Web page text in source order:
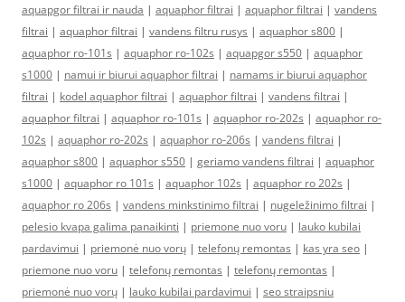
aquapgor filtrai ir nauda | aquaphor filtrai | aquaphor filtrai | vandens
filtrai | aquaphor filtrai | vandens filtru rusys | aquaphor s800 |
aquaphor ro-101s | aquaphor ro-102s | aquapgor s550 | aquaphor
s1000 | namui ir biurui aquaphor filtrai | namams ir biurui aquaphor
filtrai | kodel aquaphor filtrai | aquaphor filtrai | vandens filtrai |
aquaphor filtrai | aquaphor ro-101s | aquaphor ro-202s | aquaphor ro-
102s | aquaphor ro-202s | aquaphor ro-206s | vandens filtrai |
aquaphor s800 | aquaphor s550 | geriamo vandens filtrai | aquaphor
s1000 | aquaphor ro 101s | aquaphor 102s | aquaphor ro 202s |
aquaphor ro 206s | vandens minkstinimo filtrai | nugeležinimo filtrai |
pelesio kvapa galima panaikinti | priemone nuo voru | lauko kubilai
pardavimui | priemonė nuo vorų | telefonų remontas | kas yra seo |
priemone nuo voru | telefonų remontas | telefonų remontas |
priemonė nuo vorų | lauko kubilai pardavimui | seo straipsniu